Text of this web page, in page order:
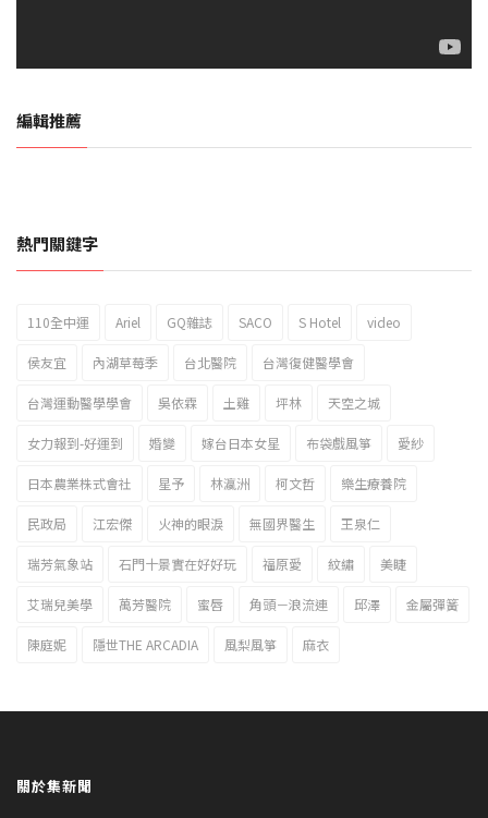
編輯推薦
2023新北市北海岸國際風箏節「風在石起」霸氣回歸
熱門關鍵字
110全中運 Ariel GQ雜誌 SACO S Hotel video
侯友宜 內湖草莓季 台北醫院 台灣復健醫學會
台灣運動醫學學會 吳依霖 土雞 坪林 天空之城
女力報到-好運到 婚變 嫁台日本女星 布袋戲風箏 愛紗
日本農業株式會社 星予 林瀛洲 柯文哲 樂生療養院
民政局 江宏傑 火神的眼淚 無國界醫生 王泉仁
瑞芳氣象站 石門十景實在好好玩 福原愛 紋繡 美睫
艾瑞兒美學 萬芳醫院 蜜唇 角頭－浪流連 邱澤 金屬彈簧
陳庭妮 隱世THE ARCADIA 風梨風箏 麻衣
關於集新聞